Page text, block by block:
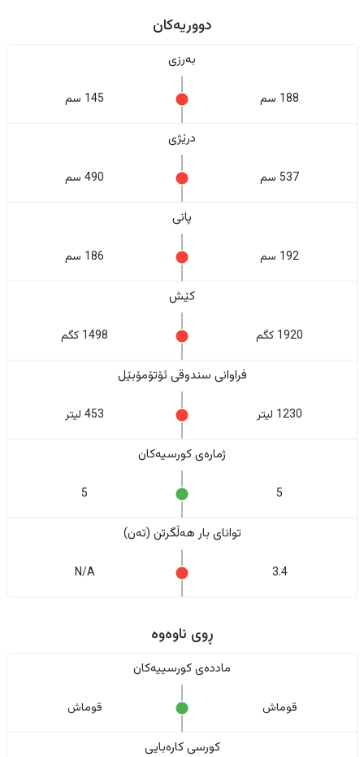
دووریەکان
بەرزی
188 سم 145 سم
درێژی
537 سم 490 سم
پانی
192 سم 186 سم
کێش
1920 کگم 1498 کگم
فراوانی سندوقی ئۆتۆمۆبێل
1230 لیتر 453 لیتر
ژمارەی کورسیەکان
5
5
تواناى بار هەڵگرتن (تەن)
3.4
N/A
ڕوی ناوەوە
ماددەی کورسییەکان
قوماش قوماش
کورسی کارەبایی